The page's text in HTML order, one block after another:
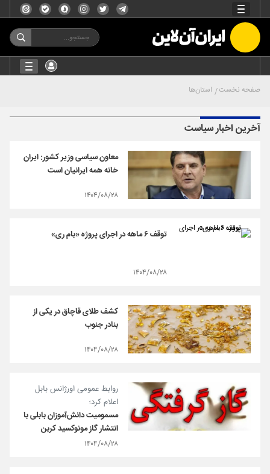
صفحه نخست استان‌ها
آخرین اخبار سیاست
معاون سیاسی وزیر کشور: ایران
خانه همه ایرانیان است
۱۴۰۴/۰۸/۲۸
توقف ۶ ماهه در اجرای پروژه «بام ری»
۱۴۰۴/۰۸/۲۸
کشف طلای قاچاق در یکی از
بنادر جنوب
۱۴۰۴/۰۸/۲۸
روابط عمومی اورژانس بابل
اعلام کرد؛
مسمومیت دانش‌آموزان بابلی با
انتشار گاز مونوکسید کربن
۱۴۰۴/۰۸/۲۸